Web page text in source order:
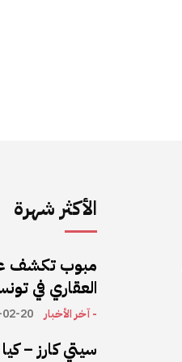
الأكثر شهرة
مبوب تكشف
العقاري في تونس
- آخر الأخبار 20
سيتي كارز –